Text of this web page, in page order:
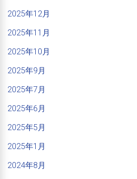
2025年12月
2025年11月
2025年10月
2025年9月
2025年7月
2025年6月
2025年5月
2025年1月
2024年8月